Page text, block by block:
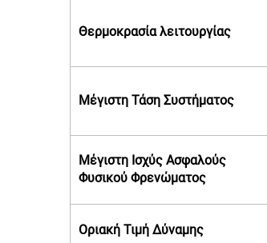
Θερμοκρασία λειτουργίας
Μέγιστη Τάση Συστήματος
Μέγιστη Ισχύς Ασφαλούς
Φυσικού Φρενώματος
Οριακή Τιμή Δύναμης